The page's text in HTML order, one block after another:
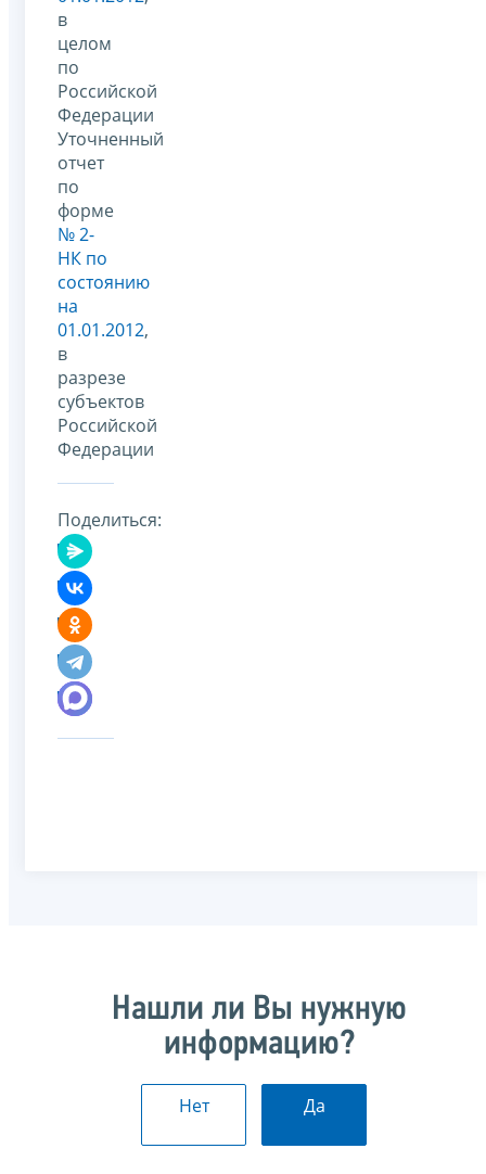
в
целом
по
Российской
Федерации
Уточненный
отчет
по
форме
№ 2-
НК по
состоянию
на
01.01.2012,
в
разрезе
субъектов
Российской
Федерации
Поделиться:
Нашли ли Вы нужную
информацию?
Нет Да